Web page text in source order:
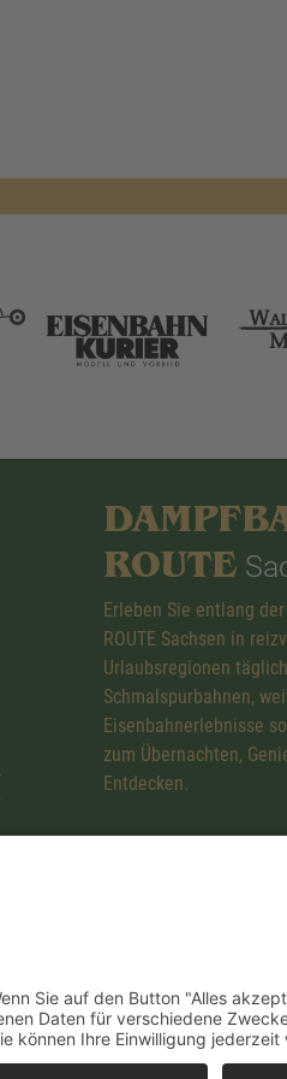
ROUTE
Erleben Sie entlang der
ROUTE Sachsen in
Urlaubsregionen
Schmalspurbahnen,
Eisenbahnerlebnisse
zum Übernachten,
Entdecken.
Impressum Datenschutzerklärung